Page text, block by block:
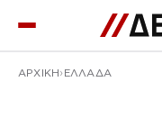
ΑΡΧΙΚΉ ΕΛΛΑΔΑ